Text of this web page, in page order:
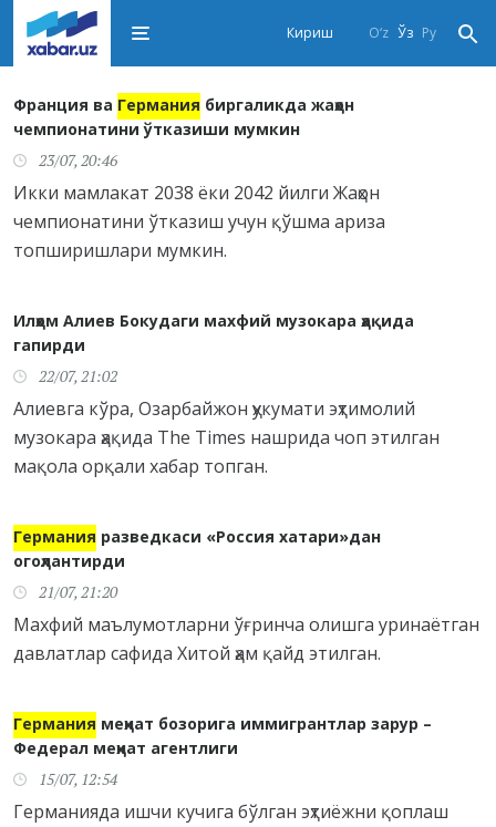
O‘z Ўз Ру
Кириш
Франция ва Германия биргаликда жаҳон
чемпионатини ўтказиши мумкин
23/07, 20:46
Икки мамлакат 2038 ёки 2042 йилги Жаҳон
чемпионатини ўтказиш учун қўшма ариза
топширишлари мумкин.
Илҳом Алиев Бокудаги махфий музокара ҳақида
гапирди
22/07, 21:02
Алиевга кўра, Озарбайжон ҳукумати эҳтимолий
музокара ҳақида The Times нашрида чоп этилган
мақола орқали хабар топган.
Германия разведкаси «Россия хатари»дан
огоҳлантирди
21/07, 21:20
Махфий маълумотларни ўғринча олишга уринаётган
давлатлар сафида Хитой ҳам қайд этилган.
Германия меҳнат бозорига иммигрантлар зарур –
Федерал меҳнат агентлиги
15/07, 12:54
Германияда ишчи кучига бўлган эҳтиёжни қоплаш